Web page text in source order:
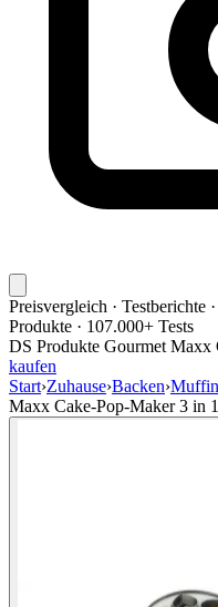
Preisvergleich · Testberichte
Produkte · 107.000+ Tests
DS Produkte Gourmet Maxx
kaufen
Start›Zuhause›Backen›
Maxx Cake-Pop-Maker 3 in 1